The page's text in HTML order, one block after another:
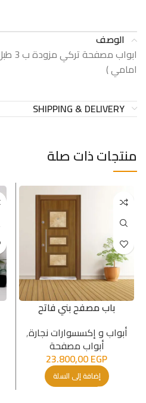
الوصف
امامي )
SHIPPING & DELIVERY
منتجات ذات صلة
باب مصفح بني فاتح
أبواب و إكسسوارات نجارة,
أبواب مصفحة
23.800,00EGP
إضافة إلى السلة